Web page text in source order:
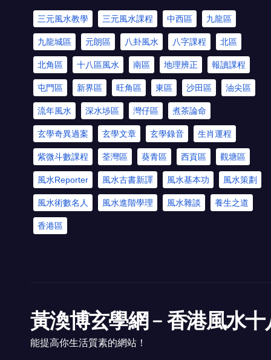
三元風水教學 三元風水課程 中西區 九龍區
九龍城區 元朗區 八卦風水 八字課程 北區
北角區 十八區風水 南區 地理辨正 報讀課程
屯門區 新界區 旺角區 東區 沙田區 油尖區
流年風水 深水埗區 灣仔區 煮茶論命
玄學奇異過案 玄學文章 玄學錄音 生肖運程
紫微斗數課程 荃灣區 葵青區 西貢區 觀塘區
風水Reporter 風水古書新譯 風水基本功 風水策劃
風水術數名人 風水進階學理 風水雜談 養生之道
香港區
黃渙博玄學網﹣香港風水十
能提高你生活質素的網站！